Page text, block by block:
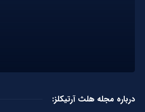
درباره مجله هلث آرتیکلز: